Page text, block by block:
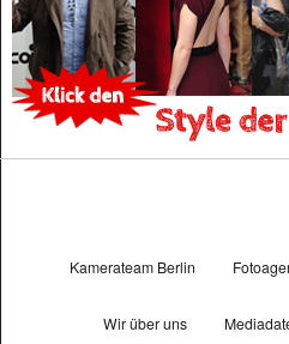
Kamerateam Berlin
Wir über uns